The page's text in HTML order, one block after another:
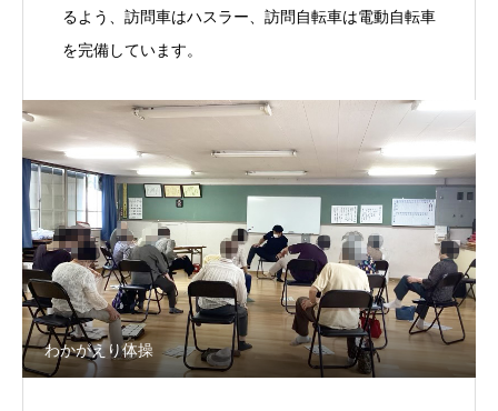
るよう、訪問車はハスラー、訪問自転車は電動自転車
を完備しています。
わかがえり体操